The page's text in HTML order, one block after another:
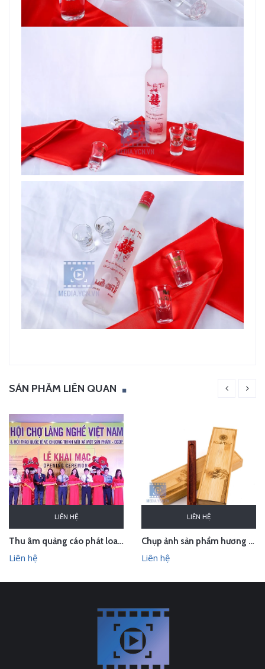
SẢN PHẨM LIÊN QUAN
LIÊN HỆ
Thu âm quảng cáo phát loa cho Hội chợ Làng nghề VN 2018
Liên hệ
LIÊN HỆ
Chụp ảnh sản phẩm hương trầm Hương Xưa - Kính Tâm trong studio Hà Nội
Liên hệ